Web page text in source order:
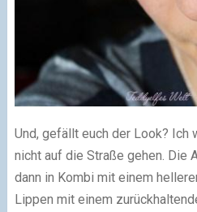
Und, gefällt euch der Look? Ich
nicht auf die Straße gehen. Die
dann in Kombi mit einem
Lippen mit einem